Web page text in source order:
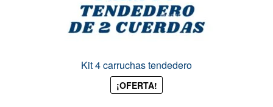
Kit 4 carruchas tendedero
¡OFERTA!